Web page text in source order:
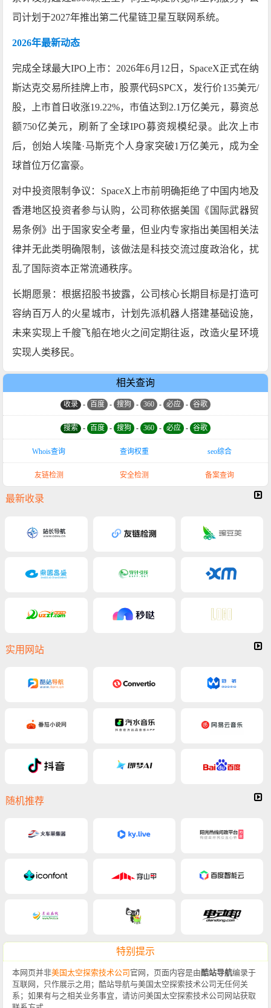
司计划于2027年推出第二代星链卫星互联网系统。
2026年最新动态
完成全球最大IPO上市‌：2026年6月12日，SpaceX正式在纳
斯达克交易所挂牌上市，股票代码‌SPCX‌，发行价135美元/
股，上市首日收涨19.22%，市值达到‌2.1万亿美元‌，募资总
额750亿美元，刷新了全球IPO募资规模纪录。此次上市
后，创始人埃隆·马斯克个人身家突破1万亿美元，成为全
球首位万亿富豪。
对中投资限制争议‌：SpaceX上市前明确拒绝了中国内地及
香港地区投资者参与认购，公司称依据美国《国际武器贸
易条例》出于国家安全考量，但业内专家指出美国相关法
律并无此类明确限制，该做法是科技交流过度政治化，扰
乱了国际资本正常流通秩序。
长期愿景‌：根据招股书披露，公司核心长期目标是打造可
容纳百万人的火星城市，计划先派机器人搭建基础设施，
未来实现上千艘飞船在地火之间定期往返，改造火星环境
实现人类移民。
相关查询
收录 - 百度 - 搜狗 - 360 - 必应 - 谷歌
搜索 - 百度 - 搜狗 - 360 - 必应 - 谷歌
Whois查询 查询权重 seo综合
友链检测 安全检测 备案查询
最新收录
实用网站
随机推荐
特别提示
本网页并非美国太空探索技术公司官网，页面内容是由酷站导航编录于
互联网，只作展示之用；酷站导航与美国太空探索技术公司无任何关
系；如果有与之相关业务事宜，请访问美国太空探索技术公司网站获取